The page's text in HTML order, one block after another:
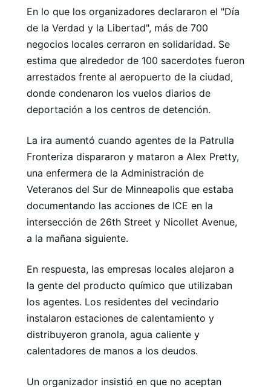
En lo que los organizadores declararon el "Día
de la Verdad y la Libertad", más de 700
negocios locales cerraron en solidaridad. Se
estima que alrededor de 100 sacerdotes fueron
arrestados frente al aeropuerto de la ciudad,
donde condenaron los vuelos diarios de
deportación a los centros de detención.
La ira aumentó cuando agentes de la Patrulla
Fronteriza dispararon y mataron a Alex Pretty,
una enfermera de la Administración de
Veteranos del Sur de Minneapolis que estaba
documentando las acciones de ICE en la
intersección de 26th Street y Nicollet Avenue,
a la mañana siguiente.
En respuesta, las empresas locales alejaron a
la gente del producto químico que utilizaban
los agentes. Los residentes del vecindario
instalaron estaciones de calentamiento y
distribuyeron granola, agua caliente y
calentadores de manos a los deudos.
Un organizador insistió en que no aceptan